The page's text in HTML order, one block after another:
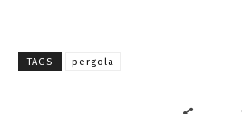
TAGS pergola